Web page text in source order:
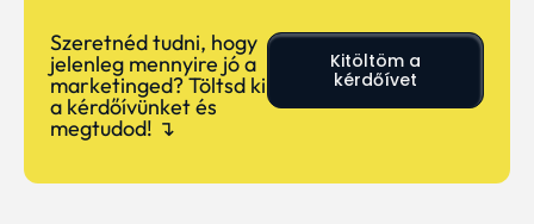
Szeretnéd tudni, hogy
jelenleg mennyire jó a
marketinged? Töltsd ki
a kérdőívünket és
megtudod! ↴
Kitöltöm a
kérdőívet